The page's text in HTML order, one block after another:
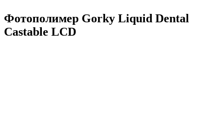
Фотополимер Gorky Liquid Dental
Castable LCD